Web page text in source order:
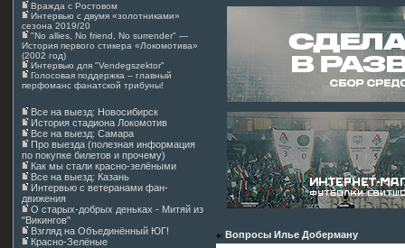
Вражда с Ростовом
Интервью с двумя «золотниками»
сезона 2019/20
"No allies, No friend, No surrender" —
История первого стикера «Локомотива»
(2002 год)
Интервью для "Vendegszektor"
Голосовая поддержка – главный
перфоманс фанатской трибуны!
Все на выезд: Новосибирск
История стадиона Локомотив
Все на выезд: Самара
Про выезда (полезная информация
по покупке билетов и прочему)
Как мы стали красно-зелёными
Все на выезд: Казань
Интервью с ветеранами фан-
движения
О старых-добрых деньках - Митяй из
"Викингов"
Взгляд на Объединённый ЮГ!
Красно-Зелёные
Вопросы Илье Доберману